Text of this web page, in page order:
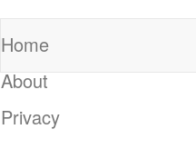
Home
About
Privacy